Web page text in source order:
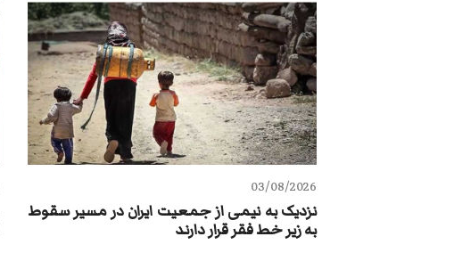
03/08/2026
نزدیک به نیمی از جمعیت ایران در مسیر سقوط
به زیر خط فقر قرار دارند